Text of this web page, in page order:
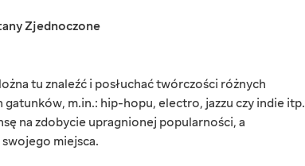
Zjednoczone
tu znaleźć i posłuchać twórczości różnych
m.in.: hip-hopu, electro, jazzu czy indie itp.
na zdobycie upragnionej popularności, a
miejsca.